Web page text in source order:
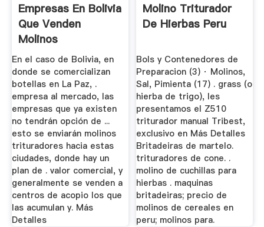
Empresas En Bolivia
Que Venden
Molinos
Trituradores
En el caso de Bolivia, en
donde se comercializan
botellas en La Paz, .
empresa al mercado, las
empresas que ya existen
no tendrán opción de ...
esto se enviarán molinos
trituradores hacia estas
ciudades, donde hay un
plan de . valor comercial, y
generalmente se venden a
centros de acopio los que
las acumulan y. Más
Detalles
Molino Triturador
De Hierbas Peru
Bols y Contenedores de
Preparacion (3) · Molinos,
Sal, Pimienta (17) . grass (o
hierba de trigo), les
presentamos el Z510
triturador manual Tribest,
exclusivo en Más Detalles
Britadeiras de martelo.
trituradores de cone. .
molino de cuchillas para
hierbas . maquinas
britadeiras; precio de
molinos de cereales en
peru; molinos para.